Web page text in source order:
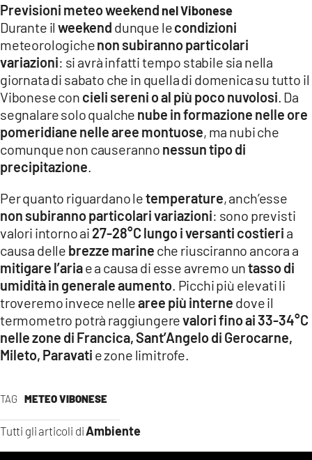
CATANZAROCHANNEL.IT
LACAPITALENEWS.IT
App
ANDROID
APPLE
TAG METEO VIBONESE
Tutti gli articoli diAmbiente
Previsioni meteo weekend nel Vibonese
Durante ilweekend dunque lecondizioni
meteorologichenon subiranno particolari
variazioni: si avrà infatti tempo stabile sia nella
giornata di sabato che in quella di domenica su tutto il
Vibonese con cieli sereni o al più poco nuvolosi . Da
segnalare solo qualche nube in formazione nelle ore
pomeridiane nelle aree montuose, ma nubi che
comunque non causeranno nessun tipo di
precipitazione
Per quanto riguardano letemperature, anch’esse
non subiranno particolari variazioni: sono previsti
valori intorno ai 27-28°C lungo i versanti costieri a
causa delle brezze marine che riusciranno ancora a
mitigare l’ariae a causa di esse avremo untasso di
umidità in generale aumento . Picchi più elevati li
troveremo invece nellearee più interne dove il
termometro potrà raggiungerevalori fino ai 33-34°C
nelle zone di Francica, Sant’Angelo di Gerocarne,
Mileto, Paravati e zone limitrofe.